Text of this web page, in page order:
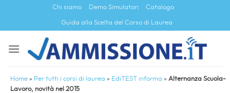
contenuti
Chi siamo Demo Simulatori Catalogo
Guida alla Scelta del Corso di Laurea
Home » Per tutti i corsi di laurea » EdiTEST informa » Alternanza Scuola-
Lavoro, novità nel 2015